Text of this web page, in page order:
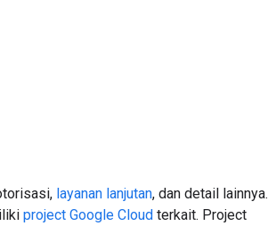
layanan lanjutan, dan detail lainnya.
project Google Cloud terkait. Project